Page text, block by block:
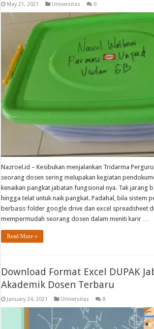
May 21, 2021 Universitas 0
Nazroel.id – Kesibukan menjalankan Tridarma
seorang dosen sering melupakan kegiatan
kenaikan pangkat jabatan fungsional nya. Tak jarang
hingga telat untuk naik pangkat. Padahal, bila sistem
berbasis folder google drive dan excel spreadsheet
mempermudah seorang dosen dalam meniti karir …
Read More »
Download Format Excel DUPAK
Akademik Dosen Terbaru
January 24, 2021 Universitas 8